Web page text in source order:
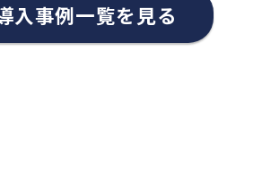
入事例一覧を見る